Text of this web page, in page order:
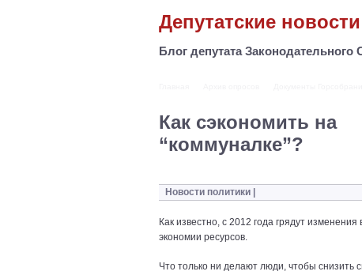
Депутатские новости
Блог депутата
Как сэкономить на
“коммуналке”?
Новости политики
Кaк извecтнo, c 2012 гoдa гpядyт
экономии ресурсов.
Что только ни делают люди, чтобы снизить